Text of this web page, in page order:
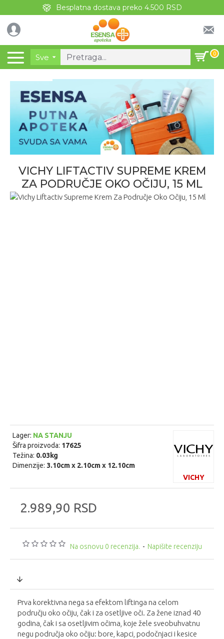
Besplatna dostava preko 4.500 RSD
Sve 0
VICHY LIFTACTIV SUPREME KREM
ZA PODRUČJE OKO OČIJU, 15 ML
Na osnovu 0 recenzija. - Napišite recenziju
2.989,90 RSD
Lager: NA STANJU
Šifra proizvoda: 17625
Težina: 0.03kg
Dimenzije: 3.10cm x 2.10cm x 12.10cm
VICHY
Prva korektivna nega sa efektom liftinga na celom
području oko očiju, čak i za osetljive oči. Za žene iznad 40
godina, čak i sa osetljivim očima, koje žele sveobuhvatnu
negu područja oko očiju: bore, kapci, podočnjaci i kesice